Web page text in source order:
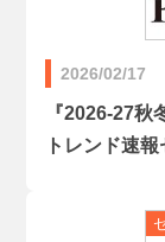
2026/02/17
『2026-27秋
トレンド速